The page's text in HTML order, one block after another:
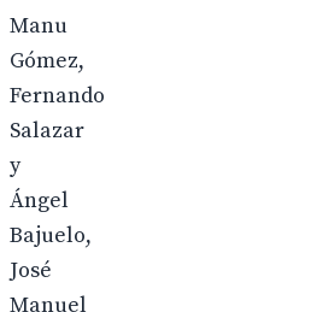
Manu
Gómez,
Fernando
Salazar
y
Ángel
Bajuelo,
José
Manuel